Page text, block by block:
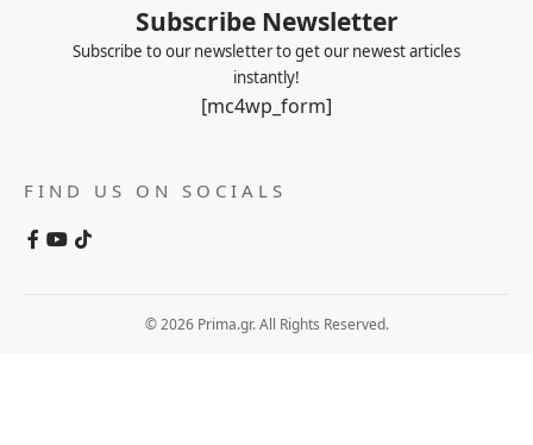
Subscribe Newsletter
Subscribe to our newsletter to get our newest articles
instantly!
[mc4wp_form]
FIND US ON SOCIALS
© 2026 Prima.gr. All Rights Reserved.